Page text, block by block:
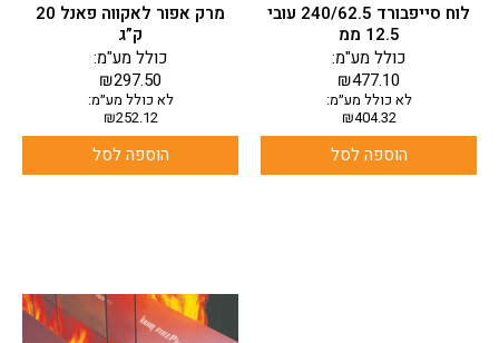
לוח סייפבורד 240/62.5 עובי
12.5 ממ
₪477.10
כולל מע"מ:
לא כולל מע״מ:
₪404.32
הוספה לסל
מרק אפור לאקווה פאנל 20
ק”ג
₪297.50
כולל מע"מ:
לא כולל מע״מ:
₪252.12
הוספה לסל